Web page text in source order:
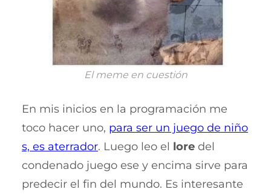
El meme en cuestión
En mis inicios en la programación me
toco hacer uno, para ser un juego de niño
s, es aterrador. Luego leo el lore del
condenado juego ese y encima sirve para
predecir el fin del mundo. Es interesante